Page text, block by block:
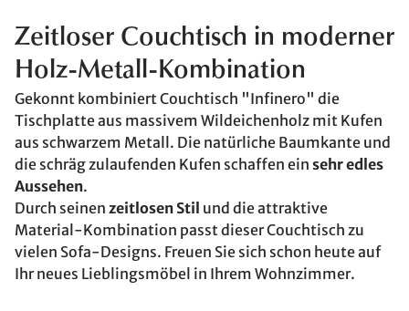
Zeitloser Couchtisch in moderner
Holz-Metall-Kombination
Gekonnt kombiniert Couchtisch "Infinero" die
Tischplatte aus massivem Wildeichenholz mit Kufen
aus schwarzem Metall. Die natürliche Baumkante und
die schräg zulaufenden Kufen schaffen ein sehr edles
Aussehen.
Durch seinen zeitlosen Stil und die attraktive
Material-Kombination passt dieser Couchtisch zu
vielen Sofa-Designs. Freuen Sie sich schon heute auf
Ihr neues Lieblingsmöbel in Ihrem Wohnzimmer.